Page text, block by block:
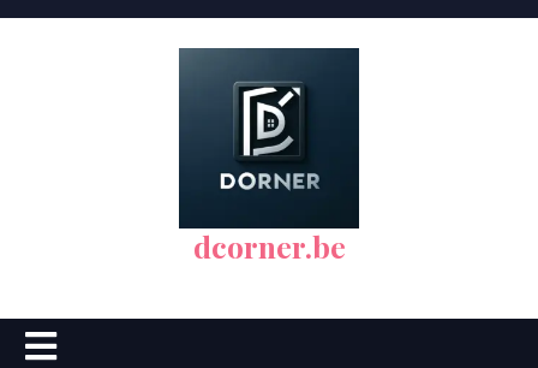
dcorner.be
Open